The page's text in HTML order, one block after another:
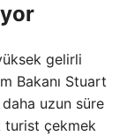
gelirli
Bakanı Stuart
uzun süre
turist çekmek